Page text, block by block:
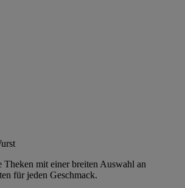
Theken mit einer breiten Auswahl an
für jeden Geschmack.